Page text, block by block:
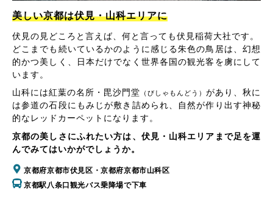
美しい京都は伏見・山科エリアに
伏見の見どころと言えば、何と言っても伏見稲荷大社です。
どこまでも続いているかのように感じる朱色の鳥居は、幻想
的かつ美しく、日本だけでなく世界各国の観光客を虜にして
います。
山科には紅葉の名所・毘沙門堂 （びしゃもんどう） があり、秋に
は参道の石段にもみじが敷き詰められ、自然が作り出す神秘
的なレッドカーペットになります。
京都の美しさにふれたい方は、伏見・山科エリアまで足を運
んでみてはいかがでしょうか。
京都府京都市伏見区・京都府京都市山科区
京都駅八条口観光バス乗降場で下車